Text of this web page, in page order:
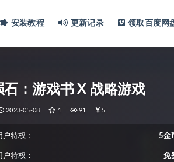
安装教程 更新记录 领取百度网
石：游戏书 X 战略游戏
2023-05-08 1 91 5
户特权： 5金
户特权： 免